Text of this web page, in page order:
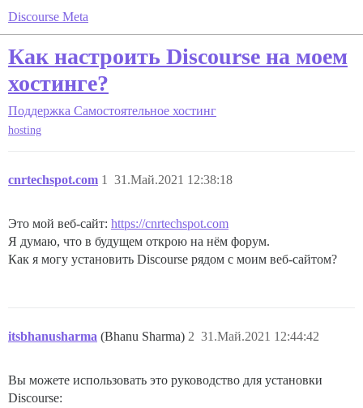
Discourse Meta
Как настроить Discourse на моем
хостинге?
Поддержка Самостоятельное хостинг
hosting
cnrtechspot.com 31.Май.2021 12:38:18
1
Это мой веб-сайт: https://cnrtechspot.com
Я думаю, что в будущем открою на нём форум.
Как я могу установить Discourse рядом с моим веб-сайтом?
itsbhanusharma (Bhanu Sharma) 31.Май.2021 12:44:42
2
Вы можете использовать это руководство для установки
Discourse: